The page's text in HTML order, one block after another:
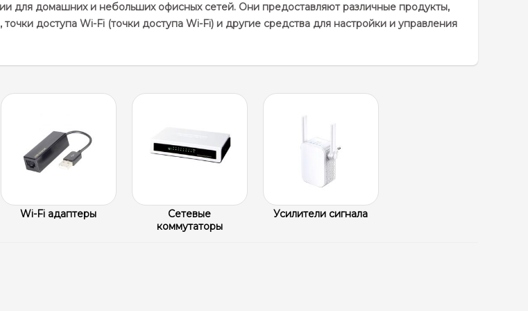
для домашних и небольших офисных сетей. Они предоставляют различные продукты,
доступа Wi-Fi (точки доступа Wi-Fi) и другие средства для настройки и управления
Wi-Fi адаптеры
Сетевые
коммутаторы
Усилители сигнала